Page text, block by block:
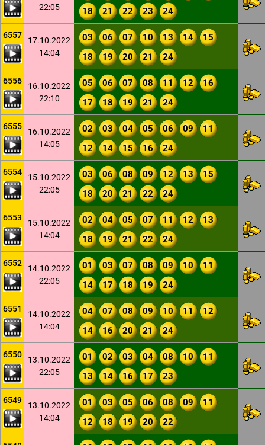
22:05
18
21 22 23 24
6557
17.10.2022
14:04
03 06 07 10 13 14
15
18
19 20 21 24
6556
16.10.2022
22:10
05 06 07 08 11 12
16
17
18 19 21 24
6555
16.10.2022
14:05
02 03 04 05 06 09
11
12
14 15 16 24
6554
15.10.2022
22:05
03 06 08 09 12 13
15
18
20 21 22 24
6553
15.10.2022
14:04
02 04 05 07 11 12
13
18
19 21 22 24
6552
14.10.2022
22:05
01 03 07 08 09 10
11
14
17 18 19 24
6551
14.10.2022
14:04
04 07 08 09 10 11
12
14
16 20 21 24
6550
13.10.2022
22:05
01 02 03 04 08 10
11
13
14 16 17 23
6549
13.10.2022
14:04
01 03 05 06 08 09
11
12
18 19 20 22